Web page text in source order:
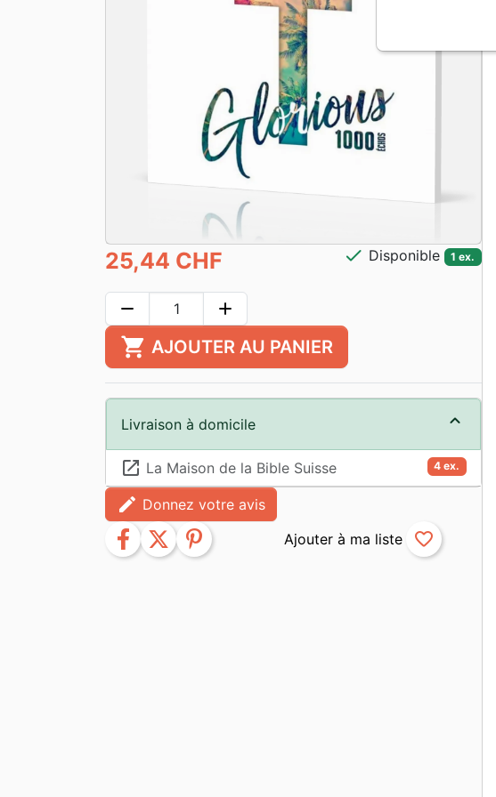
25,44 CHF check Disponible 1 ex.
remove add
shopping_cart AJOUTER AU PANIER
Livraison à domicile
4 ex.
launch La Maison de la Bible Suisse
edit Donnez votre avis
facebook twitter pinterest favorite_border